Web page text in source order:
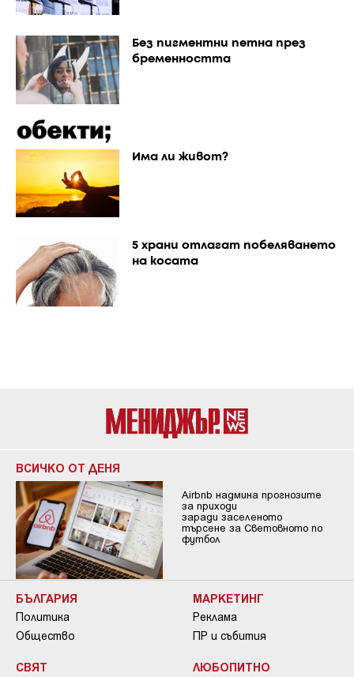
Без пигментни петна през
бременността
Има ли живот?
5 храни отлагат побеляването
на косата
ВСИЧКО ОТ ДЕНЯ
Airbnb надмина прогнозите
за приходи
заради заселеното
търсене за Световното по
футбол
БЪЛГАРИЯ
Политика
Общество
СВЯТ
МАРКЕТИНГ
Реклама
ПР и събития
ЛЮБОПИТНО